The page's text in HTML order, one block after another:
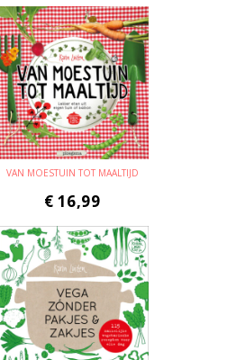
VAN MOESTUIN TOT MAALTIJD
€ 16,99